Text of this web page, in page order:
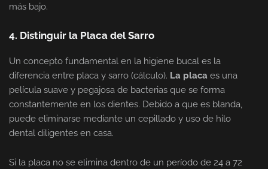
más bajo.
4. Distinguir la Placa del Sarro
Un concepto fundamental en la higiene bucal es la
diferencia entre placa y sarro (cálculo). La placa es una
película suave y pegajosa de bacterias que se forma
constantemente en los dientes. Debido a que es blanda,
puede eliminarse mediante un cepillado y uso de hilo
dental diligentes en casa.
Si la placa no se elimina dentro de un período de 24 a 72